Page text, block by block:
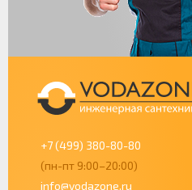
+7 (499) 380-80-80
(пн-пт 9:00–20:00)
info@vodazone.ru